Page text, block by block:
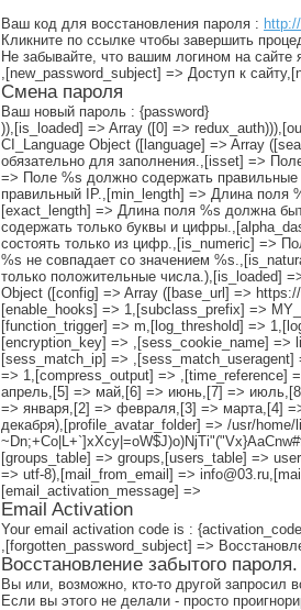
Ваш код для восстановления пароля :
Кликните по ссылке чтобы завершить
Не забывайте, что вашим логином на сайте
,[new_password_subject] => Доступ к
Смена пароля
Ваш новый пароль : {password}
)),[is_loaded] => Array ([0] =>
CI_Language Object ([language] => Array
обязательно для заполнения.,[isset] =>
=> Поле %s должно содержать
правильный IP.,[min_length] => Длина
[exact_length] => Длина поля %s должна
содержать только буквы и
состоять только из цифр.,[is_numeric] =>
%s не совпадает со значением
только положительные числа.),[is_loaded]
Object ([config] => Array ([base_url] =>
[enable_hooks] => 1,[subclass_prefix] =>
[function_trigger] => m,[log_threshold] =>
[encryption_key] => ,[sess_cookie_name]
[sess_match_ip] =>
=> 1,[compress_output] => ,[time_reference]
апрель,[5] => май,[6] => июнь,[7] =>
=> января,[2] => февраля,[3] => марта,[4]
декабря),[profile_avatar_folder] => /usr/
[groups_table] => groups,[users_table] =>
=> utf-8),[mail_from_email] =>
[email_activation_message] =>
Email Activation
Your email activation code is :
,[forgotten_password_subject] =>
Восстановление забытого пароля.
Вы или, возможно, кто-то другой запросил
Если вы этого не делали - просто